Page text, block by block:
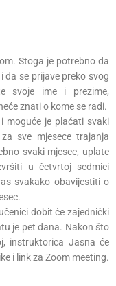
Stoga je potrebno da
da se prijave preko svog
svoje ime i prezime,
znati o kome se radi.
moguće je plaćati svaki
sve mjesece trajanja
svaki mjesec, uplate
u četvrtoj sedmici
svakako obavijestiti o
dobit će zajednički
je pet dana. Nakon što
instruktorica Jasna će
i link za Zoom meeting.